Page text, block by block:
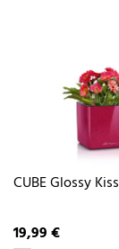
CUBE Glossy Kiss
19,99 €